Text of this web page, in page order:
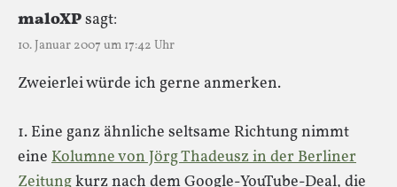
maloXPsagt:
10. Januar 2007 um 17:42 Uhr
Zweierlei würde ich gerne anmerken.
1. Eine ganz ähnliche seltsame Richtung nimmt
eine Kolumne von Jörg Thadeusz in der Berliner
Zeitungkurz nach dem Google-YouTube-Deal, die